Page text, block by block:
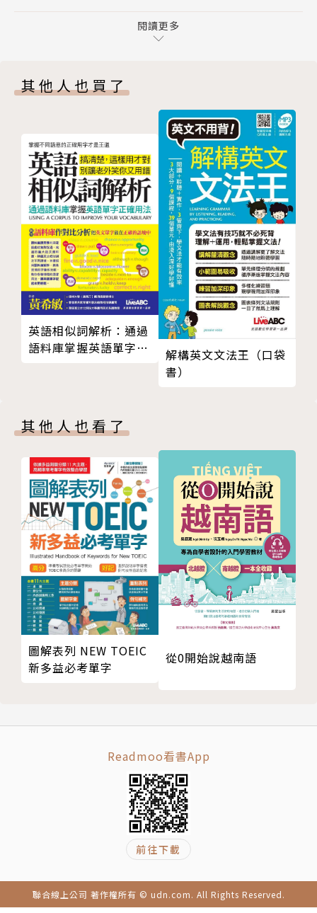
重視的「接續」說明，以公式化呈現。每項文法的重要
程度以星號★標示，星號越多表示越重要。此外，將句
型的使用場合，用符號提示親疏遠近、正式∕非正式、
口語∕書面語，幫助學習者了解日語的正確用法，才不
致於發生看似語法正確、其實用法錯誤的日文。
特色3：延伸學習相似句型，點線面完全提升
當日文程度越好時，對於相似句型的文法細節往往更容
易混淆。每個文法解說皆再提供數個相關例句輔助說
明，學習者可更加熟悉文法內容。若例句延伸出其他文
法觀念或易混淆句型，書裡也會標示相關參考的頁碼，
讀者可立即查詢，相互參照，加深記憶。
號稱文法界祕笈的「相似句型一覽表」，除了把 N1級
別以下相似的文法句型整理出來，還有級數、句型編號
和對應的課本頁數！方便學習者查詢對照，融會貫通。
為求最佳的學習成果，書中設計大量練習題目，幫助學
習者找出不足之處。每個章節「Check單元」，提供簡
單的練習題目，務必釐清該章的文法觀念。在每章結束
後還有綜合測驗（もとめの問題），特別的是，作者採
用日檢三科的出題形式，學習者在複習時，「文法」、
「聽解」、「讀解」的作答能力也可同步提升。
課文單字表超值送
從本書挑出N1必學單字製作成表，搭配課本使用效果
最好，下載連結請見書本內頁。
MP3免費聆聽
讀者請參閱書中操作說明，或加入眾文LINE官方帳號
音檔由專業外籍錄音員錄製，可設定語速、章節或單則
學習書籍，隨時隨地都可學習，方便又有效率。
5 転職（２） 轉職（2）
7 さすが本田君（１） 不愧是本田先生（1）
7 さすが本田君（２） 不愧是本田先生（2）
8 楽園の萌花（１） 樂園的萌花（1）
8 楽園の萌花（２） 樂園的萌花（2）
9 トリアージ 檢傷分類
10 前衛書道 前衛書道
附錄
【文型さくいん】 句型索引
【似ている文型リスト〈N1レベル〉】 相似句型一覽
表〈N1級別〉
【N1 「できること」リスト】 N1級別 Can Do 一覽
【見本文の中国語訳】 課文翻譯
やってみよう！・Check 答 え
まとめの問題 答え・スクリプト
閱讀更多
其他人也買了
英語相似詞解析：通過
語料庫掌握英語單字正
解構英文文法王（口袋
書）
其他人也看了
圖解表列 NEW TOEIC
新多益必考單字
從0開始說越南語
Readmoo看書App
前往下載
聯合線上公司 著作權所有 © udn.com. All Rights Reserved.